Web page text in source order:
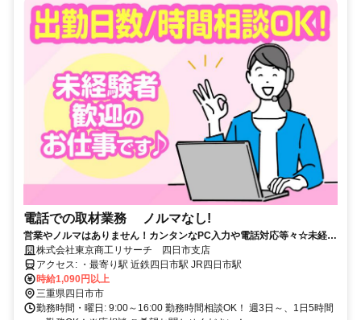
電話での取材業務 ノルマなし!
営業やノルマはありません！カンタンなPC入力や電話対応等々☆未経験
から働けるお仕事です！
株式会社東京商工リサーチ 四日市支店
アクセス: ・最寄り駅 近鉄四日市駅 JR四日市駅
時給1,090円以上
三重県四日市市
勤務時間・曜日: 9:00～16:00 勤務時間相談OK！ 週3日～、1日5時間